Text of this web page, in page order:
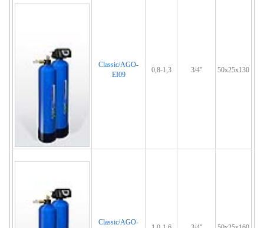
Classic/AGO-
EI09
0,8-1,3 3/4'' 50x25x130
Classic/AGO-